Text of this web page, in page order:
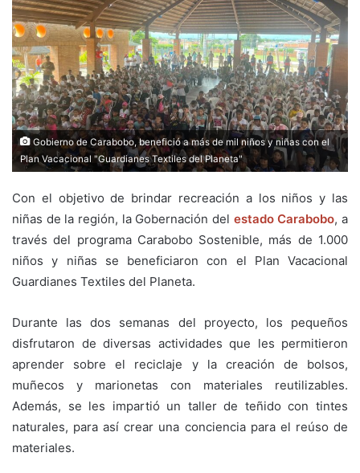
Gobierno de Carabobo, benefició a más de mil niños y niñas con el
Plan Vacacional "Guardianes Textiles del Planeta"
Con el objetivo de brindar recreación a los niños y las
niñas de la región, la Gobernación del estado Carabobo, a
través del programa Carabobo Sostenible, más de 1.000
niños y niñas se beneficiaron con el Plan Vacacional
Guardianes Textiles del Planeta.
Durante las dos semanas del proyecto, los pequeños
disfrutaron de diversas actividades que les permitieron
aprender sobre el reciclaje y la creación de bolsos,
muñecos y marionetas con materiales reutilizables.
Además, se les impartió un taller de teñido con tintes
naturales, para así crear una conciencia para el reúso de
materiales.